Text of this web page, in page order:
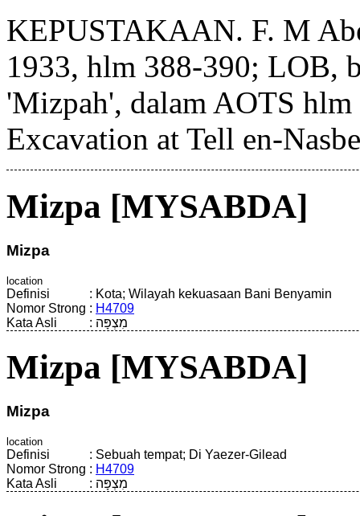
KEPUSTAKAAN. F. M
1933, hlm 388-390; LOB,
'Mizpah', dalam AOTS
Excavation at Tell en-
Mizpa [MYSABDA]
Mizpa
location
Definisi : Kota; Wilayah kekuasaan Bani Benyamin
Nomor Strong : H4709
Kata Asli
: מִצְפָּה
Mizpa [MYSABDA]
Mizpa
location
Definisi : Sebuah tempat; Di Yaezer-Gilead
Nomor Strong : H4709
Kata Asli
: מִצְפָּה